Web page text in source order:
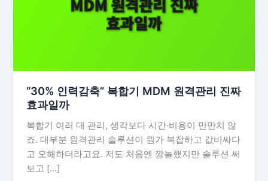
“30% 인력감축” 복합기 MDM 원격관리 진짜
효과일까
복합기 여러 대 관리, 생각보다 시간·비용이 만만치 않
죠. 대부분 원격관리 솔루션이 뭔가 복잡하고 값비싸다
고 오해하더라고요. 저도 처음엔 깜놀했지만 솔루션 써
보고 […]